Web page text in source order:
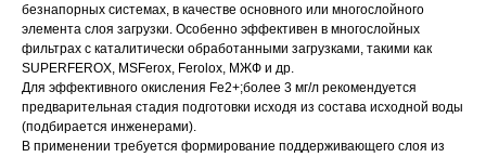
безнапорных системах, в качестве основного или многослойного
элемента слоя загрузки. Особенно эффективен в многослойных
фильтрах с каталитически обработанными загрузками, такими как
SUPERFEROX, МSFerox, Ferolox, МЖФ и др.
Для эффективного окисления Fe2+;более 3 мг/л рекомендуется
предварительная стадия подготовки исходя из состава исходной воды
(подбирается инженерами).
В применении требуется формирование поддерживающего слоя из
Поиск